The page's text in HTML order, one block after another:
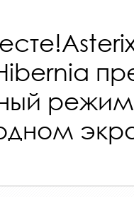
режим